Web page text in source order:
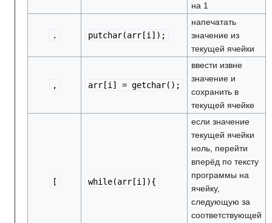
на 1
. putchar(arr[i]);
напечатать
значение из
текущей ячейки
, arr[i] = getchar();
ввести извне
значение и
сохранить в
текущей ячейке
[ while(arr[i]){
если значение
текущей ячейки
ноль, перейти
вперёд по тексту
программы на
ячейку,
следующую за
соответствующей